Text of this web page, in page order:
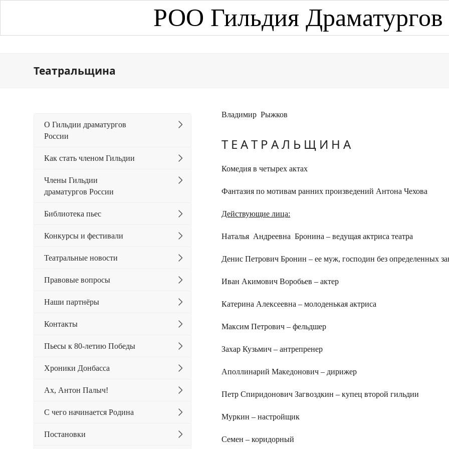
РОО Гильдия Драматургов
Театральщина
Владимир Рыжков
Т Е А Т Р А Л Ь Щ И Н А
Комедия в четырех актах
Фантазия по мотивам ранних произведений Антона Чехова
Действующие лица:
Наталья Андреевна Бронина – ведущая актриса театра
Денис Петрович Бронин – ее муж, господин без определенных
Иван Акимович Воробьев – актер
Катерина Алексеевна – молоденькая актриса
Максим Петрович – фельдшер
Захар Кузьмич – антрепренер
Аполлинарий Македонович – дирижер
Петр Спиридонович Загвоздкин – купец второй гильдии
Муркин – настройщик
Семен – коридорный
О Гильдии драматургов
России
Как стать членом Гильдии
Члены Гильдии
драматургов России
Библиотека пьес
Конкурсы и фестивали
Театральные новости
Правовые вопросы
Наши партнёры
Контакты
Пьесы к 80-летию Победы
Хроники Донбасса
Ах, Антон Палыч!
С чего начинается Родина
Постановки